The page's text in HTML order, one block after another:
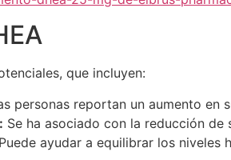
que incluyen:
personas reportan un aumento en
Se ha asociado con la reducción
Puede ayudar a equilibrar los niveles